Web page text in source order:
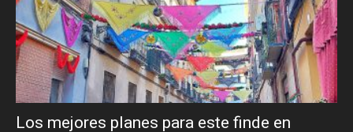
Los mejores planes para este finde en